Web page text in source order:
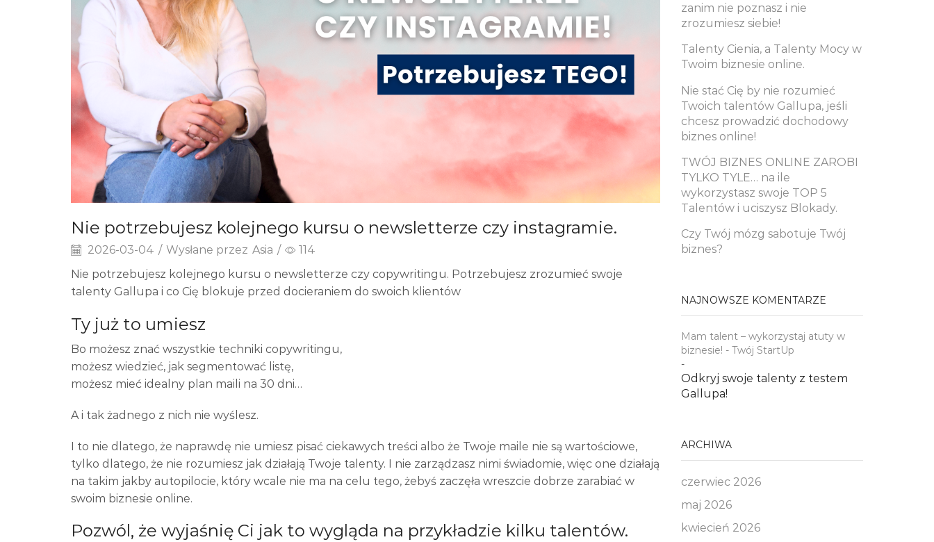
Nie potrzebujesz kolejnego kursu o newsletterze czy instagramie.
2026-03-04 / Wysłane przez Asia /
114
Nie potrzebujesz kolejnego kursu o newsletterze czy copywritingu. Potrzebujesz zrozumieć swoje
talenty Gallupa i co Cię blokuje przed docieraniem do swoich klientów
Ty już to umiesz
Bo możesz znać wszystkie techniki copywritingu,
możesz wiedzieć, jak segmentować listę,
możesz mieć idealny plan maili na 30 dni…
A i tak żadnego z nich nie wyślesz.
I to nie dlatego, że naprawdę nie umiesz pisać ciekawych treści albo że Twoje maile nie są wartościowe,
tylko dlatego, że nie rozumiesz jak działają Twoje talenty. I nie zarządzasz nimi świadomie, więc one działają
na takim jakby autopilocie, który wcale nie ma na celu tego, żebyś zaczęła wreszcie dobrze zarabiać w
swoim biznesie online.
Pozwól, że wyjaśnię Ci jak to wygląda na przykładzie kilku talentów.
zanim nie poznasz i nie
zrozumiesz siebie!
Talenty Cienia, a Talenty Mocy w
Twoim biznesie online.
Nie stać Cię by nie rozumieć
Twoich talentów Gallupa, jeśli
chcesz prowadzić dochodowy
biznes online!
TWÓJ BIZNES ONLINE ZAROBI
TYLKO TYLE… na ile
wykorzystasz swoje TOP 5
Talentów i uciszysz Blokady.
Czy Twój mózg sabotuje Twój
biznes?
NAJNOWSZE KOMENTARZE
Mam talent – wykorzystaj atuty w
biznesie! - Twój StartUp
-
Odkryj swoje talenty z testem
Gallupa!
ARCHIWA
czerwiec 2026
maj 2026
kwiecień 2026